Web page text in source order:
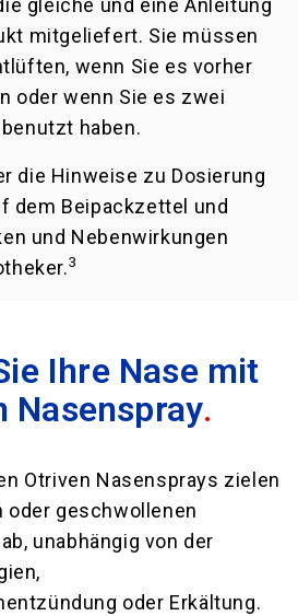
gleiche und eine Anleitung
mitgeliefert. Sie müssen
wenn Sie es vorher
oder wenn Sie es zwei
haben.
die Hinweise zu Dosierung
dem Beipackzettel und
und Nebenwirkungen
3
Ihre Nase mit
Nasenspray.
Otriven Nasensprays zielen
geschwollenen
unabhängig von der
oder Erkältung.